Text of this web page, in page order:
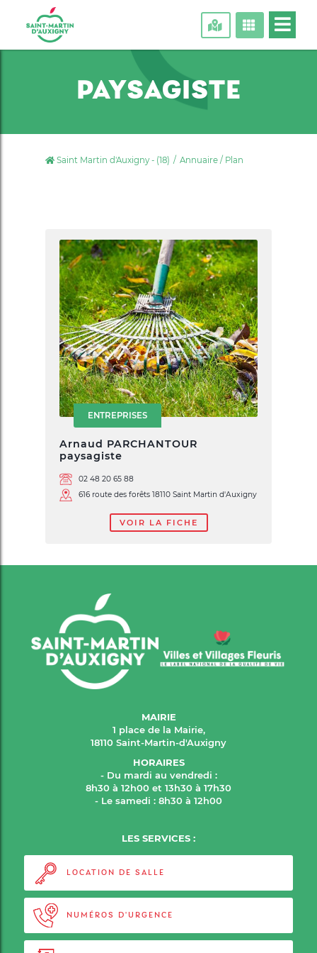
PAYSAGISTE
Saint Martin d'Auxigny - (18) Annuaire / Plan
ENTREPRISES
Arnaud PARCHANTOUR
paysagiste
02 48 20 65 88
616 route des forêts 18110 Saint Martin d'Auxigny
VOIR LA FICHE
MAIRIE
1 place de la Mairie,
18110 Saint-Martin-d'Auxigny
HORAIRES
- Du mardi au vendredi :
8h30 à 12h00 et 13h30 à 17h30
- Le samedi : 8h30 à 12h00
LES SERVICES :
LOCATION DE SALLE
NUMÉROS D'URGENCE